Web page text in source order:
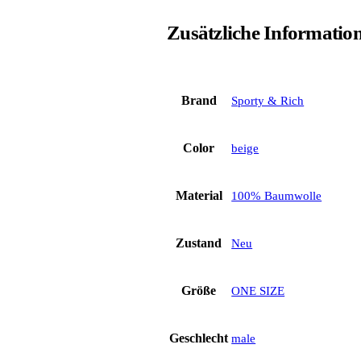
Zusätzliche
Brand Sporty & Rich
Color beige
Material 100% Baumwolle
Zustand Neu
Größe ONE SIZE
Geschlecht male